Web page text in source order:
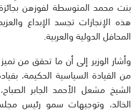
بنت محمد المتوسطة لفوزهن
هذه الإنجازات تجسد الإبداع
المحافل الدولية والعربية.
وأشار الوزير إلى أن ما تحقق من
من القيادة السياسية الحكيمة،
الشيخ مشعل الأحمد الجابر
الخالد، وتوجيهات سمو رئيس